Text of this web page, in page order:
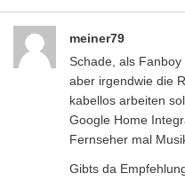
meiner79
Schade, als
aber irgendwie die
kabellos arbeiten
Google Home
Fernseher mal
Gibts da